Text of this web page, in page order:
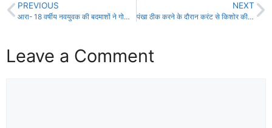
PREVIOUS
आरा- 18 वर्षीय नवयुवक की बदमाशों ने गोली मार कर की हत्या!
NEXT
पंखा ठीक करने के दौरान करंट से किशोर की मौत, परिजनों में कोहराम!
Leave a Comment